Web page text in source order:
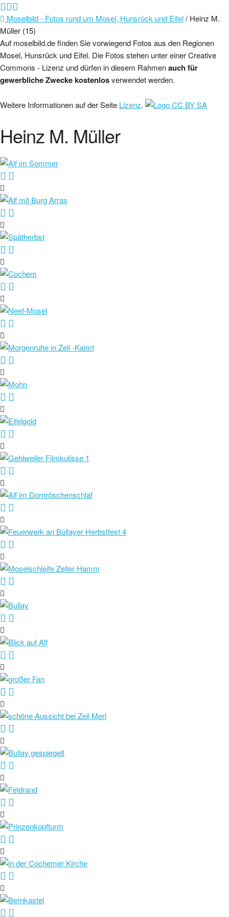
Moselbild - Fotos rund um Mosel, Hunsrück und Eifel/ Heinz M.
Müller (15)
Auf moselbild.de finden Sie vorwiegend Fotos aus den Regionen
Mosel, Hunsrück und Eifel. Die Fotos stehen unter einer Creative
Commons - Lizenz und dürfen in diesem Rahmenauch für
gewerbliche Zwecke kostenlosverwendet werden.
Weitere Informationen auf der Seite Lizenz.
Heinz M. Müller